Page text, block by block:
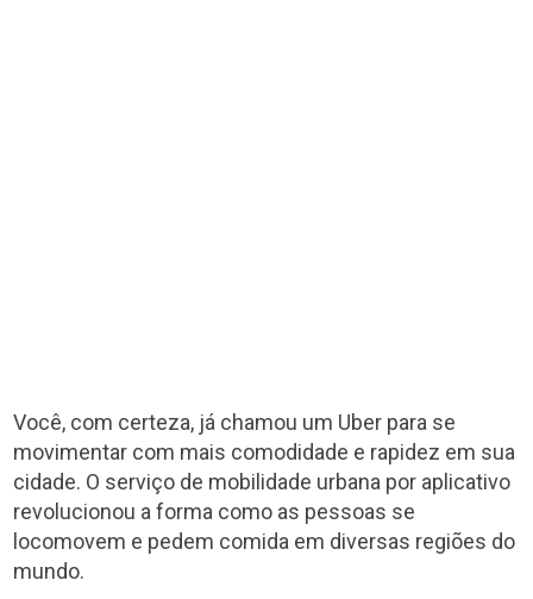
Você, com certeza, já chamou um Uber para se
movimentar com mais comodidade e rapidez em sua
cidade. O serviço de mobilidade urbana por aplicativo
revolucionou a forma como as pessoas se
locomovem e pedem comida em diversas regiões do
mundo.